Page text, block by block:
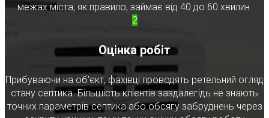
межах міста, як правило, займає від 40 до 60 хвилин.
2
Оцінка робіт
Прибуваючи на об'єкт, фахівці проводять ретельний огляд
стану септика. Більшість клієнтів заздалегідь не знають
точних параметрів септика або обсягу забруднень через